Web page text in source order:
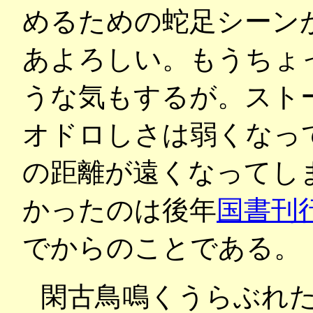
めるための蛇足シーン
あよろしい。もうち
うな気もするが。ス
オドロしさは弱くなっ
の距離が遠くなって
かったのは後年国書刊
でからのことである。
閑古鳥鳴くうらぶれ